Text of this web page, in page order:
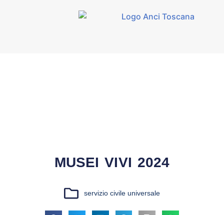
MUSEI VIVI 2024
servizio civile universale